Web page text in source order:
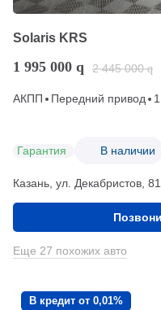
Solaris KRS
1 995 000 q 2 445 000 q
АКПП Передний привод
Гарантия В наличии
Казань, ул. Декабристов,
Еще 27 похожих авто
В кредит от 0,01%